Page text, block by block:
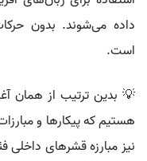
داده می‌شوند. بدون
است.
💡 بدین ترتیب از همان
هستیم که پیکارها و
نیز مبارزه قشرهای داخلی